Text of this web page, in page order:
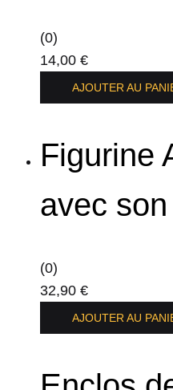
(0)
14,00 €
AJOUTER AU
Figurine
avec
(0)
32,90 €
AJOUTER AU